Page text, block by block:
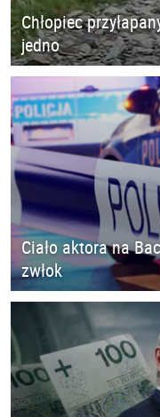
Chłopiec
jedno
Ciało aktora na
zwłok